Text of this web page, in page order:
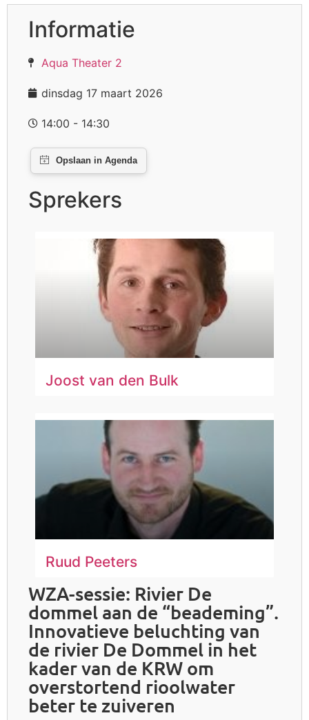
Informatie
Aqua Theater 2
dinsdag 17 maart 2026
14:00 - 14:30
Sprekers
Joost van den Bulk
Ruud Peeters
WZA-sessie: Rivier De
dommel aan de “beademing”.
Innovatieve beluchting van
de rivier De Dommel in het
kader van de KRW om
overstortend rioolwater
beter te zuiveren